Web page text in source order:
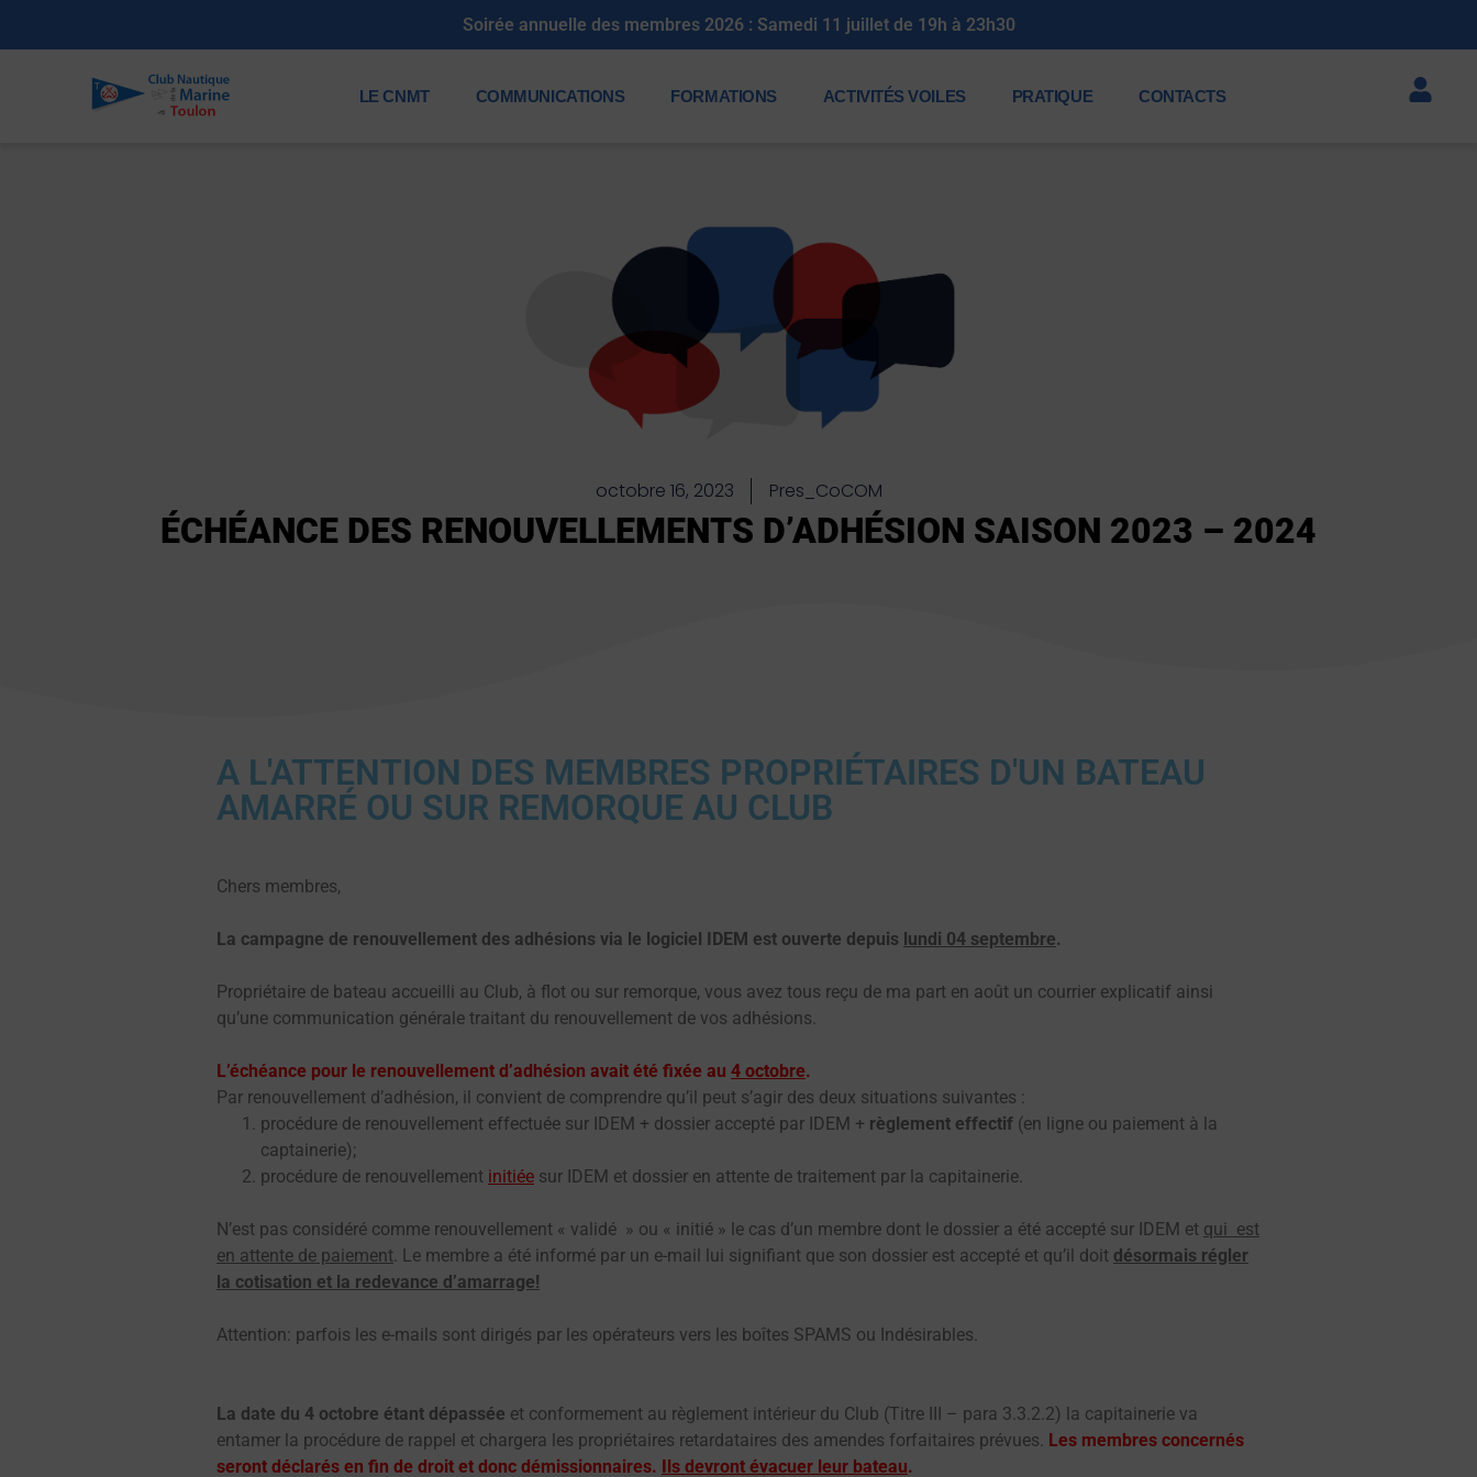
Soirée annuelle des membres 2026 : Samedi 11 juillet de 19h à 23h30
LE CNMT COMMUNICATIONS FORMATIONS ACTIVITÉS VOILES PRATIQUE CONTACTS
octobre 16, 2023 Pres_CoCOM
ÉCHÉANCE DES RENOUVELLEMENTS D’ADHÉSION SAISON 2023 – 2024
A L'ATTENTION DES MEMBRES PROPRIÉTAIRES D'UN BATEAU
AMARRÉ OU SUR REMORQUE AU CLUB
Chers membres,
La campagne de renouvellement des adhésions via le logiciel IDEM est ouverte depuis lundi 04 septembre.
Propriétaire de bateau accueilli au Club, à flot ou sur remorque, vous avez tous reçu de ma part en août un courrier explicatif ainsi
qu’une communication générale traitant du renouvellement de vos adhésions.
L’échéance pour le renouvellement d’adhésion avait été fixée au 4 octobre.
Par renouvellement d’adhésion, il convient de comprendre qu’il peut s’agir des deux situations suivantes :
procédure de renouvellement effectuée sur IDEM + dossier accepté par IDEM + règlement effectif (en ligne ou paiement à la
captainerie);
procédure de renouvellement initiée sur IDEM et dossier en attente de traitement par la capitainerie.
N’est pas considéré comme renouvellement « validé » ou « initié » le cas d’un membre dont le dossier a été accepté sur IDEM et qui est
en attente de paiement. Le membre a été informé par un e-mail lui signifiant que son dossier est accepté et qu’il doit désormais régler
la cotisation et la redevance d’amarrage!
Attention: parfois les e-mails sont dirigés par les opérateurs vers les boîtes SPAMS ou Indésirables.
La date du 4 octobre étant dépassée et conformement au règlement intérieur du Club (Titre III – para 3.3.2.2) la capitainerie va
entamer la procédure de rappel et chargera les propriétaires retardataires des amendes forfaitaires prévues. Les membres concernés
seront déclarés en fin de droit et donc démissionnaires. Ils devront évacuer leur bateau.